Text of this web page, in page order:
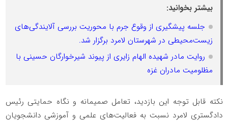
بیشتر بخوانید:
جلسه پیشگیری از وقوع جرم با محوریت بررسی آلایندگی‌های
زیست‌محیطی در شهرستان لامرد برگزار شد.
روایت مادر شهیده الهام زایری از پیوند شیرخوارگان حسینی با
مظلومیت مادران غزه
نکته قابل توجه این بازدید، تعامل صمیمانه و نگاه حمایتی رئیس
دادگستری لامرد نسبت به فعالیت‌های علمی و آموزشی دانشجویان